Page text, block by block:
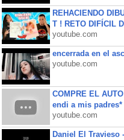
REHACIENDO
T ! RETO DIFÍCIL
youtube.com
encerrada en el
youtube.com
COMPRE EL
endi a mis padres*
youtube.com
Daniel El Travieso